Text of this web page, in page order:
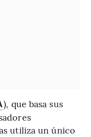
), que basa sus
utiliza un único